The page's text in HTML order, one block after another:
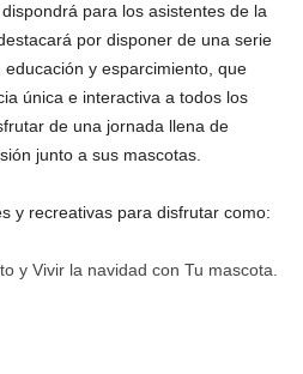
para los asistentes de la
por disponer de una serie
y esparcimiento, que
única e interactiva a todos los
de una jornada llena de
junto a sus mascotas.
y recreativas para disfrutar como:
y Vivir la navidad con Tu mascota.